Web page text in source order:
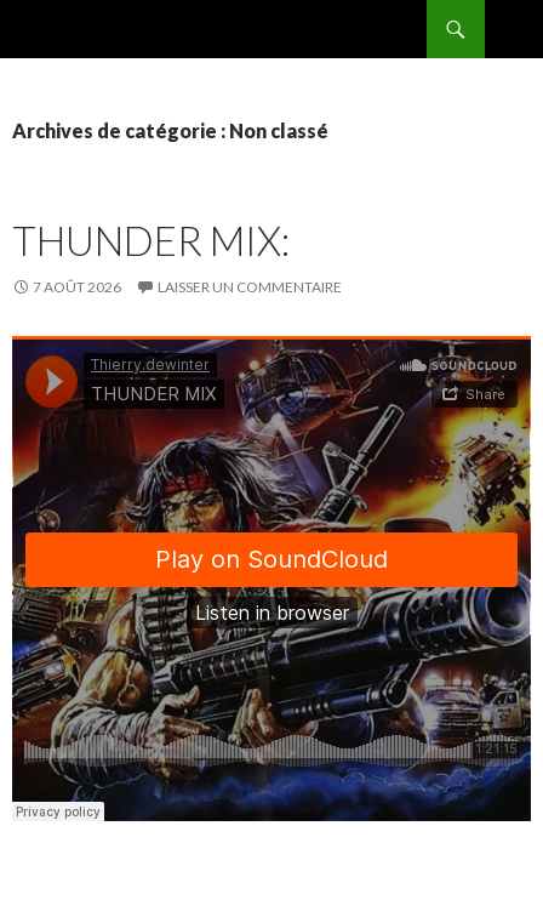
Archives de catégorie : Non classé
THUNDER MIX:
7 AOÛT 2026 LAISSER UN COMMENTAIRE